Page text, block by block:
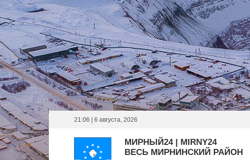
21:06 | 6 августа, 2026
МИРНЫЙ24 | MIRNY24
ВЕСЬ МИРНИНСКИЙ РАЙОН